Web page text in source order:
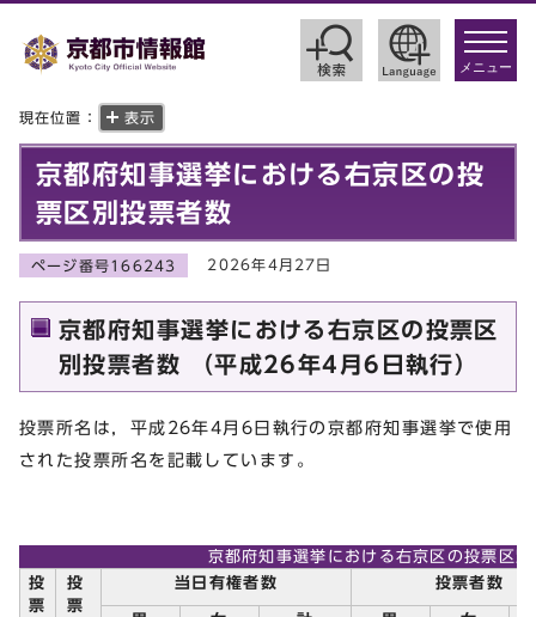
toggle
メニュー
現在位置： 表示
京都府知事選挙における右京区の投
票区別投票者数
ページ番号166243 2026年4月27日
京都府知事選挙における右京区の投票区
別投票者数 （平成26年4月6日執行）
投票所名は，平成26年4月6日執行の京都府知事選挙で使用
された投票所名を記載しています。
京都府知事選挙における右京区の投票区
投
票
投
票
当日有権者数 投票者数